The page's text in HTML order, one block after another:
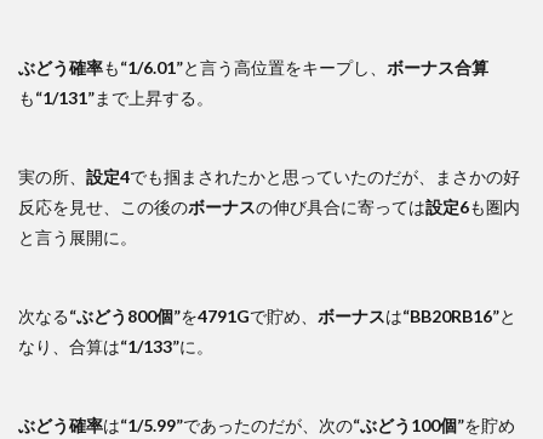
ぶどう確率も“1/6.01”と言う高位置をキープし、 ボーナス合算
も“1/131”まで上昇する。
実の所、 設定4でも掴まされたかと思っていたのだが、まさかの好
反応を見せ、この後のボーナスの伸び具合に寄っては設定6も圏内
と言う展開に。
次なる“ぶどう800個”を4791Gで貯め、 ボーナスは“BB20RB16”と
なり、合算は“1/133”に。
ぶどう確率は“1/5.99”であったのだが、次の“ぶどう100個”を貯め